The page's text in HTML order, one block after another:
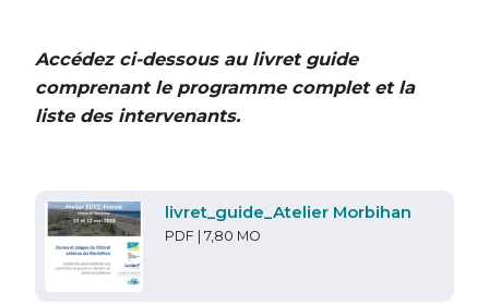
Accédez ci-dessous au livret guide
comprenant le programme complet et la
liste des intervenants.
livret_guide_Atelier Morbihan
PDF | 7,80 MO